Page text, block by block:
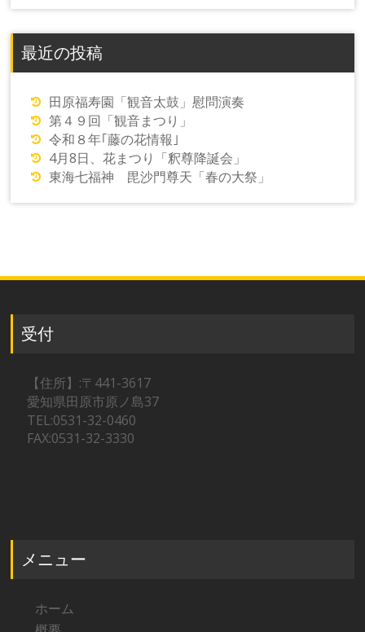
最近の投稿
田原福寿園「観音太鼓」慰問演奏
第４９回「観音まつり」
令和８年｢藤の花情報｣
4月8日、花まつり「釈尊降誕会」
東海七福神 毘沙門尊天「春の大祭」
受付
【住所】:〒441-3617
愛知県田原市原ノ島37
TEL:0531-32-0460
FAX:0531-32-3330
メニュー
ホーム